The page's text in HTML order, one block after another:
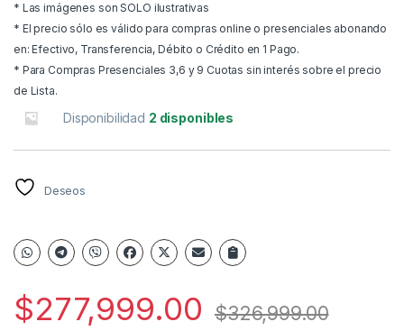
* Las imágenes son SOLO ilustrativas
* El precio sólo es válido para compras online o presenciales abonando
en: Efectivo, Transferencia, Débito o Crédito en 1 Pago.
* Para Compras Presenciales 3,6 y 9 Cuotas sin interés sobre el precio
de Lista.
Disponibilidad 2 disponibles
Deseos
$277,999.00 $326,999.00